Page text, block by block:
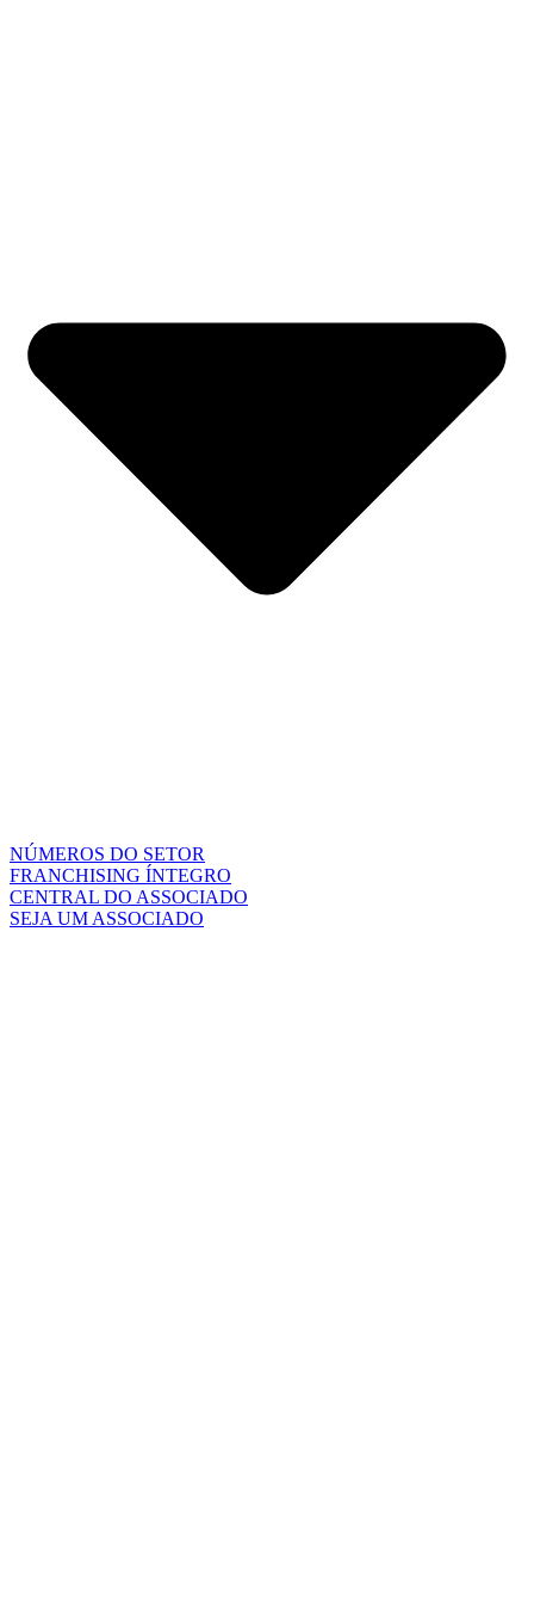
NÚMEROS DO SETOR
FRANCHISING ÍNTEGRO
CENTRAL DO ASSOCIADO
SEJA UM ASSOCIADO